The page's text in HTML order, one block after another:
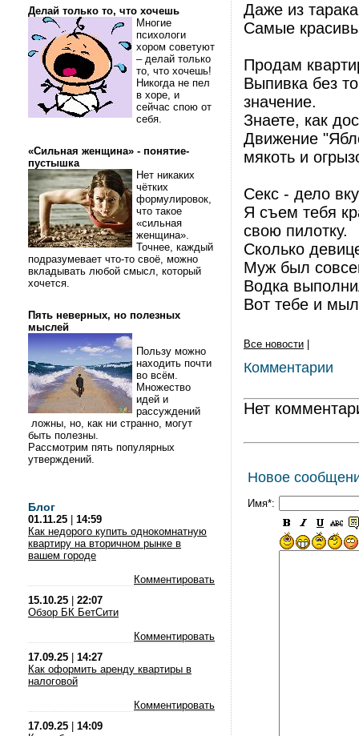
Делай только то, что хочешь
Многие
психологи
хором советуют
– делай только
то, что хочешь!
Никогда не пел
в хоре, и
сейчас спою от
себя.
«Сильная женщина» - понятие-
пустышка
Нет никаких
чётких
формулировок,
что такое
«сильная
женщина».
Точнее, каждый
подразумевает что-то своё, можно
вкладывать любой смысл, который
хочется.
Пять неверных, но полезных
мыслей
Пользу можно
находить почти
во всём.
Множество
идей и
рассуждений
ложны, но, как ни странно, могут
быть полезны.
Рассмотрим пять популярных
утверждений.
Блог
01.11.25
14:59
Как недорого купить однокомнатную
квартиру на вторичном рынке в
вашем городе
Комментировать
15.10.25
22:07
Обзор БК БетСити
Комментировать
17.09.25
14:27
Как оформить аренду квартиры в
налоговой
Комментировать
17.09.25
14:09
Даже из
Самые
Продам
Выпивка без
значение.
Знаете, как
Движение
мякоть и
Секс - дело
Я съем тебя
свою пилотку.
Сколько
Муж был
Водка
Вот тебе и
Все новости
Комментарии
Нет
Новое
Имя*: